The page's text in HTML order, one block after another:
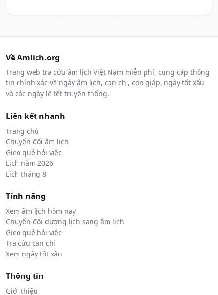
Về Amlich.org
Trang web tra cứu âm lịch Việt Nam miễn phí, cung cấp thông
tin chính xác về ngày âm lịch, can chi, con giáp, ngày tốt xấu
và các ngày lễ tết truyền thống.
Liên kết nhanh
Trang chủ
Chuyển đổi âm lịch
Gieo quẻ hỏi việc
Lịch năm 2026
Lịch tháng 8
Tính năng
Xem âm lịch hôm nay
Chuyển đổi dương lịch sang âm lịch
Gieo quẻ hỏi việc
Tra cứu can chi
Xem ngày tốt xấu
Thông tin
Giới thiệu